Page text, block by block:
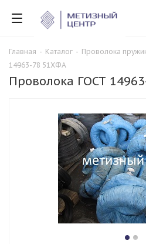
Главная - Каталог - Проволока
14963-78 51ХФА
Проволока ГОСТ